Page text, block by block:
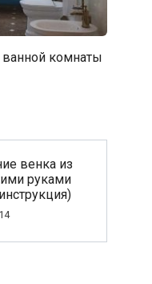
комнаты
венка из
руками